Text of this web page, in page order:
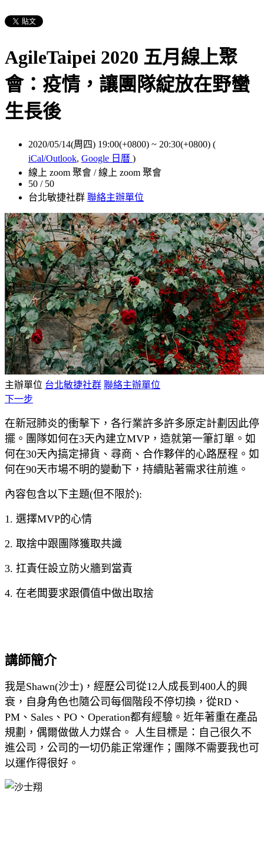
AgileTaipei 2020 五月線上聚
會：疫情，讓團隊綻放在野蠻
生長後
2020/05/14(周四) 19:00(+0800) ~ 20:30(+0800) (
iCal/Outlook, Google 日曆 )
線上 zoom 聚會 / 線上 zoom 聚會
50 / 50
台北敏捷社群 聯絡主辦單位
主辦單位 台北敏捷社群 聯絡主辦單位
下一步
在新冠肺炎的衝擊下，各行業許多許多原定計劃因此停
擺。團隊如何在3天內建立MVP，造就第一筆訂單。如
何在30天內搞定掃貨、尋商、合作夥伴的心路歷程。如
何在90天市場不明的變動下，持續貼著需求往前進。
內容包含以下主題(但不限於):
1. 選擇MVP的心情
2. 取捨中跟團隊獲取共識
3. 扛責任設立防火牆到當責
4. 在老闆要求跟價值中做出取捨
講師簡介
我是Shawn(沙士)，經歷公司從12人成長到400人的興
衰，自身角色也隨公司每個階段不停切換，從RD、
PM、Sales、PO、Operation都有經驗。近年著重在產品
規劃，偶爾做做人力媒合。 人生目標是：自己很久不
進公司，公司的一切仍能正常運作；團隊不需要我也可
以運作得很好。